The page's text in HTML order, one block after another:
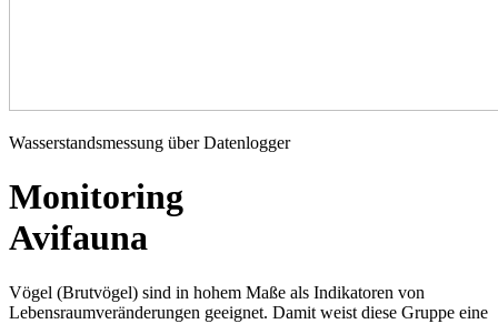
Wasserstandsmessung über Datenlogger
Monitoring
Avifauna
Vögel (Brutvögel) sind in hohem Maße als Indikatoren von
Lebensraumveränderungen geeignet. Damit weist diese Gruppe eine